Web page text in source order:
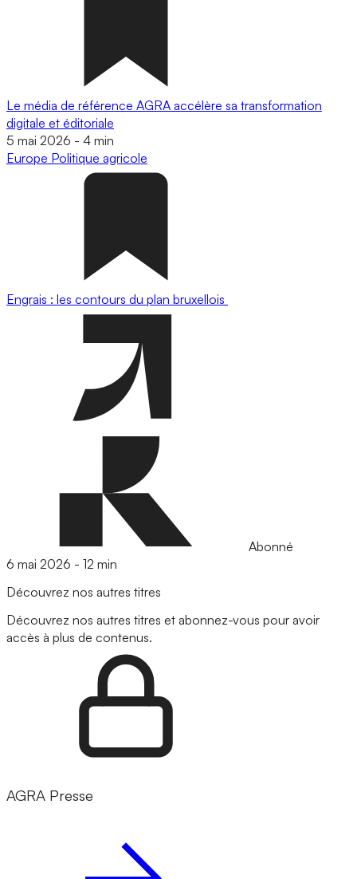
Le média de référence AGRA accélère sa transformation
digitale et éditoriale
5 mai 2026 - 4 min
Europe Politique agricole
Engrais : les contours du plan bruxellois
Abonné
6 mai 2026 - 12 min
Découvrez nos autres titres
Découvrez nos autres titres et abonnez-vous pour avoir
accès à plus de contenus.
AGRA Presse